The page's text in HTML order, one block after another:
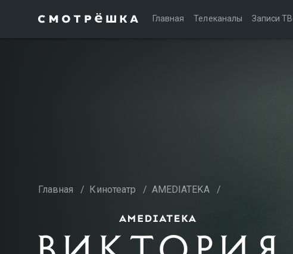
Главная Телеканалы Записи
Главная / Кинотеатр / AMEDIATEKA /